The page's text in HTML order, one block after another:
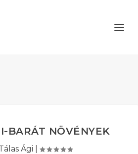
BARÁT NÖVÉNYEK
Ági